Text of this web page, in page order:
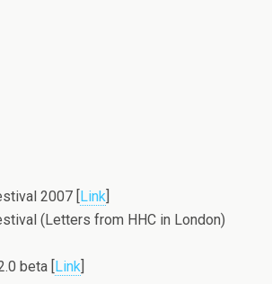
2007 [Link]
(Letters from HHC in London)
beta [Link]